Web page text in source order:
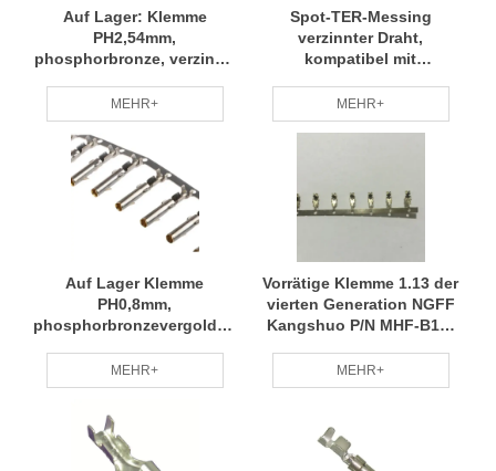
Auf Lager: Klemme
PH2,54mm,
phosphorbronze, verzinnt,
Leitungsdurchmesser 22-
24# CJT P/N A2547M-TP
RCD
MEHR+
Spot-TER-Messing
verzinnter Draht,
kompatibel mit
20#-22#, TE P/N 282404-1
RCD
MEHR+
Auf Lager Klemme
PH0,8mm,
phosphorbronzevergoldet,
Leiterdurchmesser
30#-32# ACES P/N 52201-
MEHR+
Vorrätige Klemme 1.13 der
vierten Generation NGFF
Kangshuo P/N MHF-B13-
MEHR+